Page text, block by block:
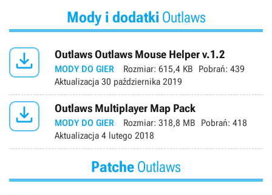
Mody i dodatkiOutlaws
 Outlaws Outlaws Mouse Helper v.1.2
MODY DO GIER Rozmiar: 615,4 KB Pobrań: 439
Aktualizacja 30 października 2019
 Outlaws Multiplayer Map Pack
MODY DO GIER Rozmiar: 318,8 MB Pobrań: 418
Aktualizacja 4 lutego 2018
Patche Outlaws